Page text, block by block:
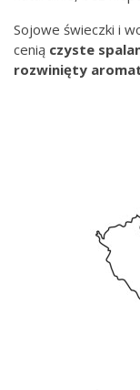
Sojowe świeczki i
cenią czyste
rozwinięty